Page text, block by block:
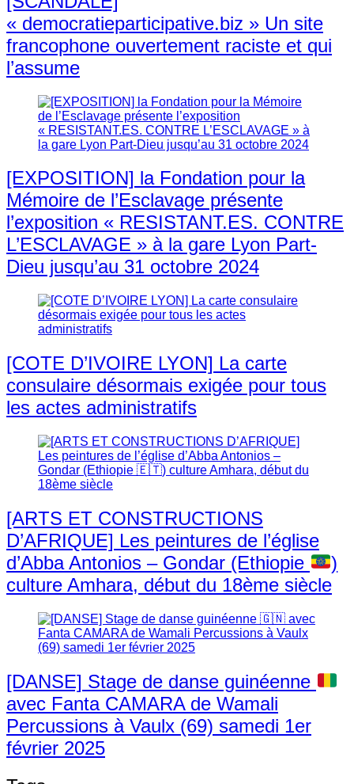
« democratieparticipative.biz » Un site
francophone ouvertement raciste et qui
l’assume
[EXPOSITION] la Fondation pour la
Mémoire de l’Esclavage présente
l’exposition « RESISTANT.ES. CONTRE
L’ESCLAVAGE » à la gare Lyon Part-
Dieu jusqu’au 31 octobre 2024
[COTE D’IVOIRE LYON] La carte
consulaire désormais exigée pour tous
les actes administratifs
[ARTS ET CONSTRUCTIONS
D’AFRIQUE] Les peintures de l’église
d’Abba Antonios – Gondar (Ethiopie
)
culture Amhara, début du 18ème siècle
[DANSE] Stage de danse guinéenne
avec Fanta CAMARA de Wamali
Percussions à Vaulx (69) samedi 1er
février 2025